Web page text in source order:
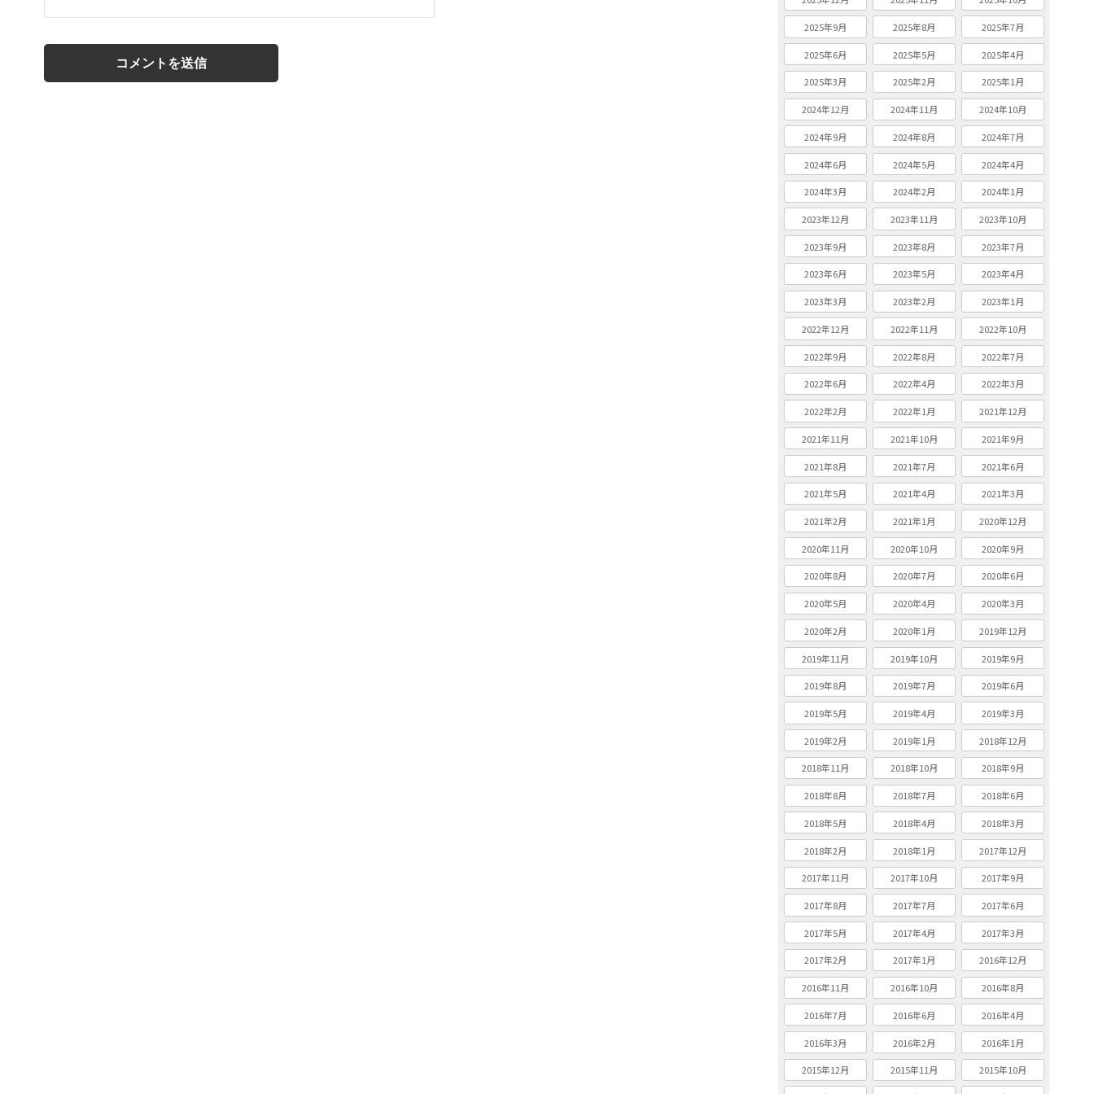
2025年9月 2025年8月 2025年7月
2025年6月 2025年5月 2025年4月
2025年3月 2025年2月 2025年1月
2024年12月 2024年11月 2024年10月
2024年9月 2024年8月 2024年7月
2024年6月 2024年5月 2024年4月
2024年3月 2024年2月 2024年1月
2023年12月 2023年11月 2023年10月
2023年9月 2023年8月 2023年7月
2023年6月 2023年5月 2023年4月
2023年3月 2023年2月 2023年1月
2022年12月 2022年11月 2022年10月
2022年9月 2022年8月 2022年7月
2022年6月 2022年4月 2022年3月
2022年2月 2022年1月 2021年12月
2021年11月 2021年10月 2021年9月
2021年8月 2021年7月 2021年6月
2021年5月 2021年4月 2021年3月
2021年2月 2021年1月 2020年12月
2020年11月 2020年10月 2020年9月
2020年8月 2020年7月 2020年6月
2020年5月 2020年4月 2020年3月
2020年2月 2020年1月 2019年12月
2019年11月 2019年10月 2019年9月
2019年8月 2019年7月 2019年6月
2019年5月 2019年4月 2019年3月
2019年2月 2019年1月 2018年12月
2018年11月 2018年10月 2018年9月
2018年8月 2018年7月 2018年6月
2018年5月 2018年4月 2018年3月
2018年2月 2018年1月 2017年12月
2017年11月 2017年10月 2017年9月
2017年8月 2017年7月 2017年6月
2017年5月 2017年4月 2017年3月
2017年2月 2017年1月 2016年12月
2016年11月 2016年10月 2016年8月
2016年7月 2016年6月 2016年4月
2016年3月 2016年2月 2016年1月
2015年12月 2015年11月 2015年10月